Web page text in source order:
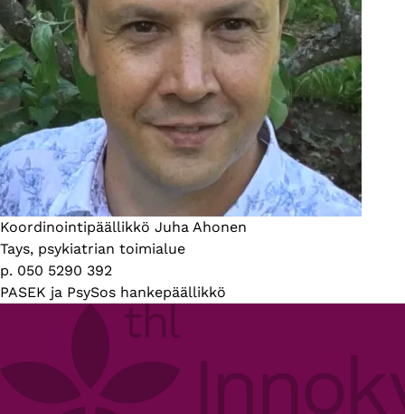
Esittelyteksti
Koordinointipäällikkö Juha Ahonen
Tays, psykiatrian toimialue
p. 050 5290 392
PASEK ja PsySos hankepäällikkö